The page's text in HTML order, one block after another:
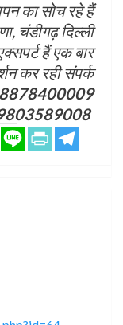
का सोच रहे हैं
चंडीगढ़ दिल्ली
हैं एक बार
कर रही संपर्क